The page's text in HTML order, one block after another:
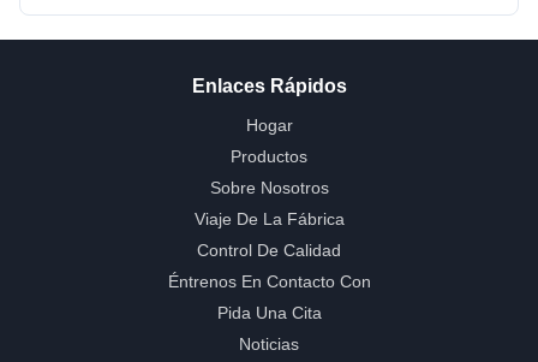
Enlaces Rápidos
Hogar
Productos
Sobre Nosotros
Viaje De La Fábrica
Control De Calidad
Éntrenos En Contacto Con
Pida Una Cita
Noticias